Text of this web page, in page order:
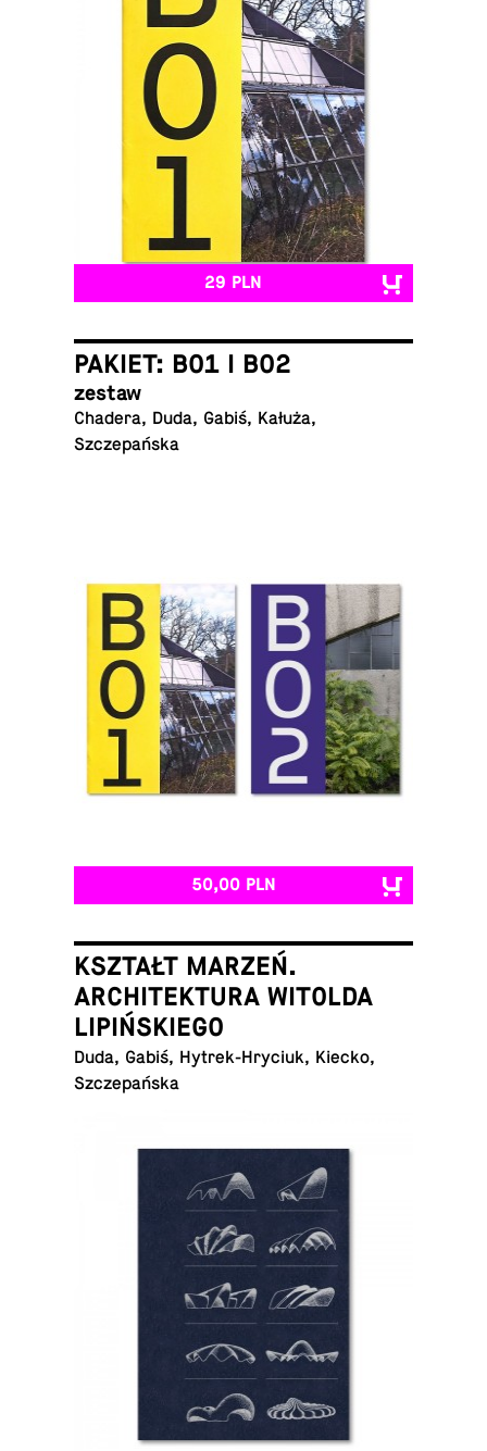
29 PLN
PAKIET: B01 I B02
zestaw
Chadera, Duda, Gabiś, Kałuża,
Szczepańska
50,00 PLN
KSZTAŁT MARZEŃ.
ARCHITEKTURA WITOLDA
LIPIŃSKIEGO
Duda, Gabiś, Hy­trek-Hry­ciuk, Kiecko,
Szczepańska